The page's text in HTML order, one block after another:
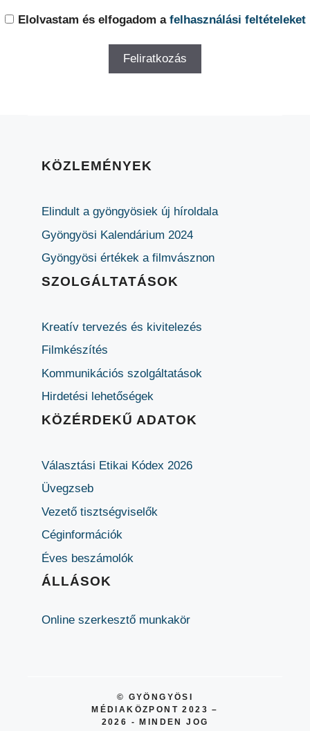
Elolvastam és elfogadom a felhasználási feltételeket
KÖZLEMÉNYEK
Elindult a gyöngyösiek új híroldala
Gyöngyösi Kalendárium 2024
Gyöngyösi értékek a filmvásznon
SZOLGÁLTATÁSOK
Kreatív tervezés és kivitelezés
Filmkészítés
Kommunikációs szolgáltatások
Hirdetési lehetőségek
KÖZÉRDEKŰ ADATOK
Választási Etikai Kódex 2026
Üvegzseb
Vezető tisztségviselők
Céginformációk
Éves beszámolók
ÁLLÁSOK
Online szerkesztő munkakör
© GYÖNGYÖSI
MÉDIAKÖZPONT 2023 –
2026 - MINDEN JOG